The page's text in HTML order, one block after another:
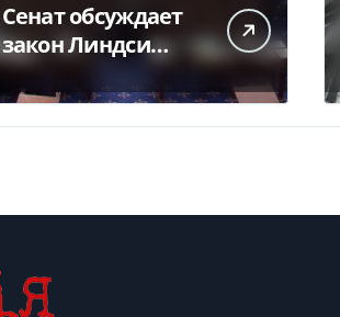
Сенат обсуждает
закон Линдси
Грэма — видео